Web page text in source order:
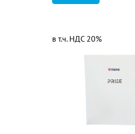
в т.ч. НДС 20%